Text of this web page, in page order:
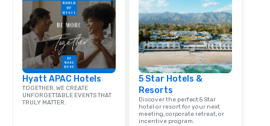
team building. All-Inclusive Group
Dining When meeting
corporate group
Smacking Foodie
group is assured a
experience with three
signature dishes at
person with tax and
included. The only
Hyatt APAC Hotels
TOGETHER, WE CREATE
UNFORGETTABLE EVENTS THAT
TRULY MATTER.
5 Star Hotels &
Resorts
Discover the perfect 5 Star
hotel or resort for your next
meeting, corporate retreat, or
incentive program.